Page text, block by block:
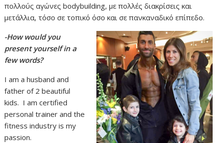
πολλούς αγώνες bodybuilding, με πολλές διακρίσεις και
μετάλλια, τόσο σε τοπικό όσο και σε πανκαναδικό επίπεδο.
-How would you
present yourself in a
few words?
I am a husband and
father of 2 beautiful
kids. I am certified
personal trainer and the
fitness industry is my
passion.